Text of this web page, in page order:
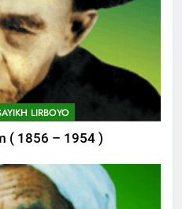
LIRBOYO
( 1856 – 1954 )
Semen Sumbang
Kantor Himasal